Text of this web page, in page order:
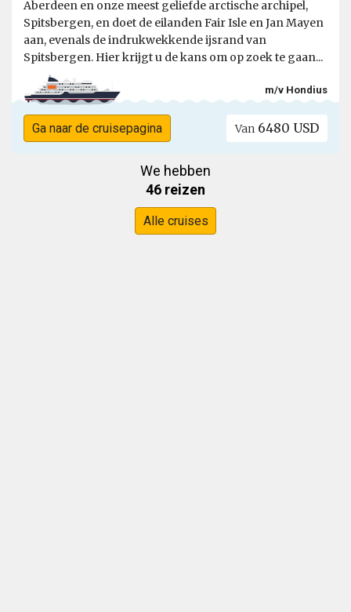
Aberdeen en onze meest geliefde arctische archipel,
Spitsbergen, en doet de eilanden Fair Isle en Jan Mayen
aan, evenals de indrukwekkende ijsrand van
Spitsbergen. Hier krijgt u de kans om op zoek te gaan...
m/v Hondius
Ga naar de cruisepagina Van 6480 USD
We hebben
46 reizen
Alle cruises